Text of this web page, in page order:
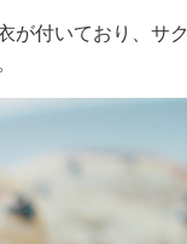
が付いており、サク